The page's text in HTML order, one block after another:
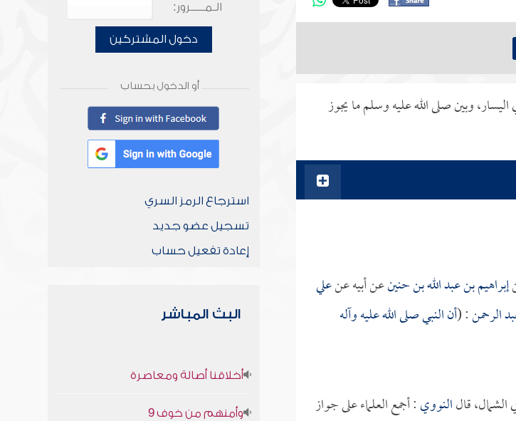
وبين صلى الله عليه وسلم ما يجوز
إبراهيم بن عبد الله بن حنينعن أبيه عنعلي
الرحمن: (أن النبي صلى الله عليه وآله
قالالنووي: أجمع العلماء على جواز
الـمـــــرور:
دخول المشتركين
أو الدخول بحساب
استرجاع الرمز السري
تسجيل عضو جديد
إعادة تفعيل حساب
البث المباشر
أخلاقنا أصالة ومعاصرة
وأمنهم من خوف 9